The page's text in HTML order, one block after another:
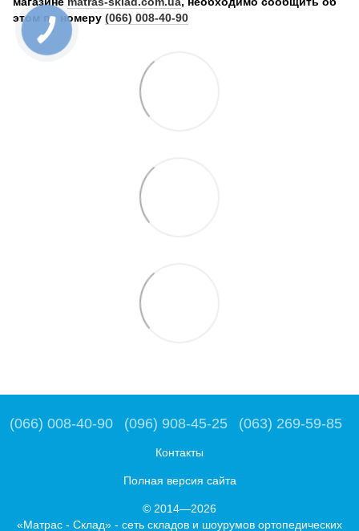
этом по номеру (066) 008-40-90
(066) 008-40-90 (096) 908-45-25 (063) 269-59-85
Контакты
Полная версия сайта
© 2014—2026
«Матрас - Склад» - сеть складов и шоурумов ортопедических